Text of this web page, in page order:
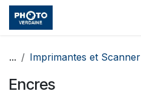
Se rendre au contenu
... Imprimantes et Scanner
Encres